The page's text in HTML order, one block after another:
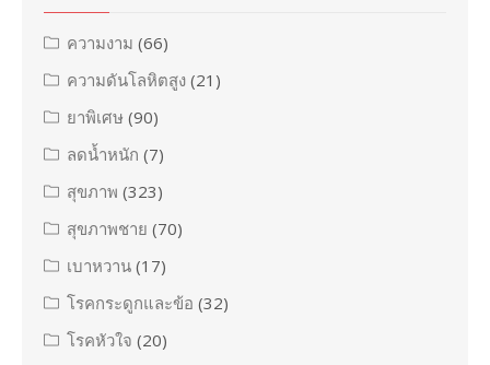
ความงาม (66)
ความดันโลหิตสูง (21)
ยาพิเศษ (90)
ลดน้ำหนัก (7)
สุขภาพ (323)
สุขภาพชาย (70)
เบาหวาน (17)
โรคกระดูกและข้อ (32)
โรคหัวใจ (20)